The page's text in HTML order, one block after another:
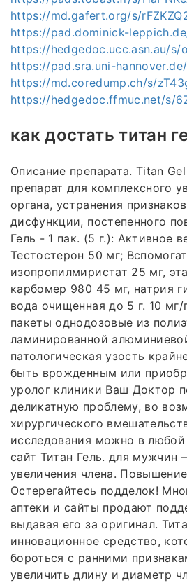
https://md.gafert.org/s/
https://pad.dominick-
https://hedgedoc.ucc.asn.au/s/
https://pad.sra.uni-
https://md.coredump.ch/s/
https://hedgedoc.ffmuc.net/s/
как достать титан
Описание препарата. Titan
препарат для комплексного
органа, устранения
дисфункции, постепенного
Гель - 1 пак. (5 г.): Активное
Тестостерон 50 мг;
изопропилмиристат 25 мг,
карбомер 980 45 мг, натрия
вода очищенная до 5 г. 10 мг/
пакеты однодозовые из
ламинированной
патологическая узость
быть врожденным или
уролог клиники Ваш Доктор
деликатную проблему, во
хирургического
исследования можно в
сайт Титан Гель. для мужчин
увеличения члена.
Остерегайтесь подделок!
аптеки и сайты продают
выдавая его за оригинал.
инновационное средство,
бороться с ранними
увеличить длину и диаметр